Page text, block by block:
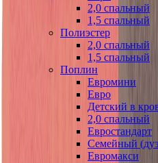
2,0 спальный
1,5 спальный
Полиэстер
2,0 спальный
1,5 спальный
Поплин
Евромини
Евро
Детский в
2,0 спальный
Евростандарт
Семейный
Евромакси